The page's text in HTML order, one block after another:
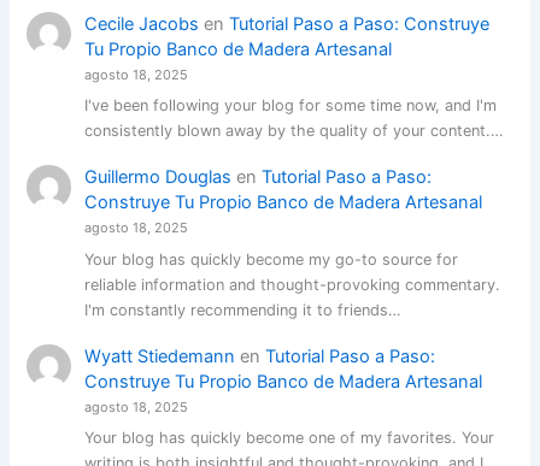
Cecile Jacobs en Tutorial Paso a Paso: Construye
Tu Propio Banco de Madera Artesanal
agosto 18, 2025
I've been following your blog for some time now, and I'm
consistently blown away by the quality of your content.…
Guillermo Douglas en Tutorial Paso a Paso:
Construye Tu Propio Banco de Madera Artesanal
agosto 18, 2025
Your blog has quickly become my go-to source for
reliable information and thought-provoking commentary.
I'm constantly recommending it to friends…
Wyatt Stiedemann en Tutorial Paso a Paso:
Construye Tu Propio Banco de Madera Artesanal
agosto 18, 2025
Your blog has quickly become one of my favorites. Your